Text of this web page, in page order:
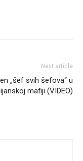
Next article
„šef svih šefova“ u
mafiji (VIDEO)